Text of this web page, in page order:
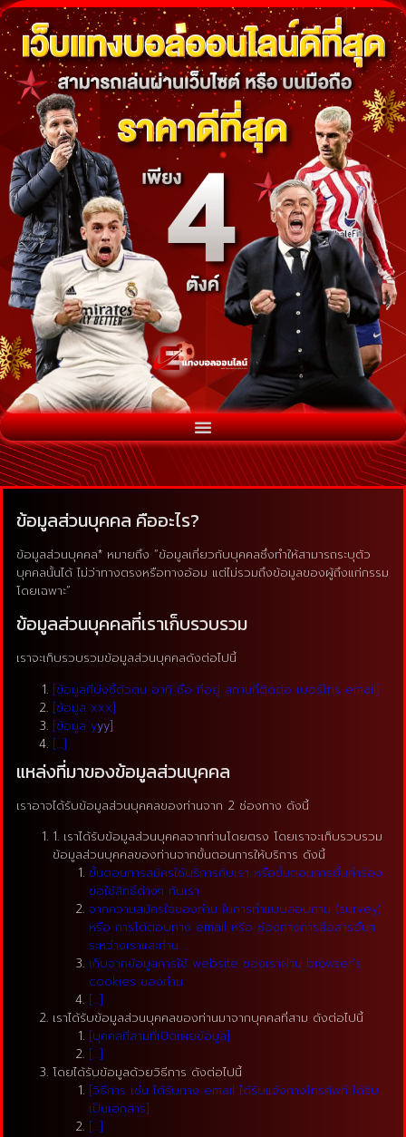
ข้อมูลส่วนบุคคล คืออะไร?
ข้อมูลส่วนบุคคล* หมายถึง “ข้อมูลเกี่ยวกับบุคคลซึ่งทำให้สามารถระบุตัว
บุคคลนั้นได้ ไม่ว่าทางตรงหรือทางอ้อม แต่ไม่รวมถึงข้อมูลของผู้ถึงแก่กรรม
โดยเฉพาะ”
ข้อมูลส่วนบุคคลที่เราเก็บรวบรวม
เราจะเก็บรวบรวมข้อมูลส่วนบุคคลดังต่อไปนี้
[ข้อมูลที่บ่งชี้ตัวตน อาทิ ชื่อ ที่อยู่ สถานที่ติดต่อ เบอร์โทร email]
[ข้อมูล xxx]
[ข้อมูล yyy]
[…]
แหล่งที่มาของข้อมูลส่วนบุคคล
เราอาจได้รับข้อมูลส่วนบุคคลของท่านจาก 2 ช่องทาง ดังนี้
1. เราได้รับข้อมูลส่วนบุคคลจากท่านโดยตรง โดยเราจะเก็บรวบรวม
ข้อมูลส่วนบุคคลของท่านจากขั้นตอนการให้บริการ ดังนี้
ขั้นตอนการสมัครใช้บริการกับเรา หรือขั้นตอนการยื่นคำร้อง
ขอใช้สิทธิ์ต่างๆ กับเรา
จากความสมัครใจของท่าน ในการทำแบบสอบถาม (survey)
หรือ การโต้ตอบทาง email หรือ ช่องทางการสื่อสารอื่นๆ
ระหว่างเราและท่าน
เก็บจากข้อมูลการใช้ website ของเราผ่าน browser’s
cookies ของท่าน
[…]
เราได้รับข้อมูลส่วนบุคคลของท่านมาจากบุคคลที่สาม ดังต่อไปนี้
[บุคคลที่สามที่เปิดเผยข้อมูล]
[…]
โดยได้รับข้อมูลด้วยวิธีการ ดังต่อไปนี้
[วิธีการ เช่น ได้รับทาง email ได้รับแจ้งทางโทรศัพท์ ได้รับ
เป็นเอกสาร]
[…]